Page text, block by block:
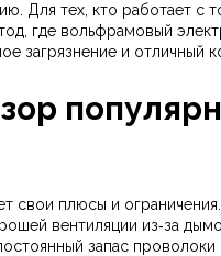
Для тех, кто работает с
где вольфрамовый
загрязнение и отличный
свои плюсы и
вентиляции из‑за
запас проволоки